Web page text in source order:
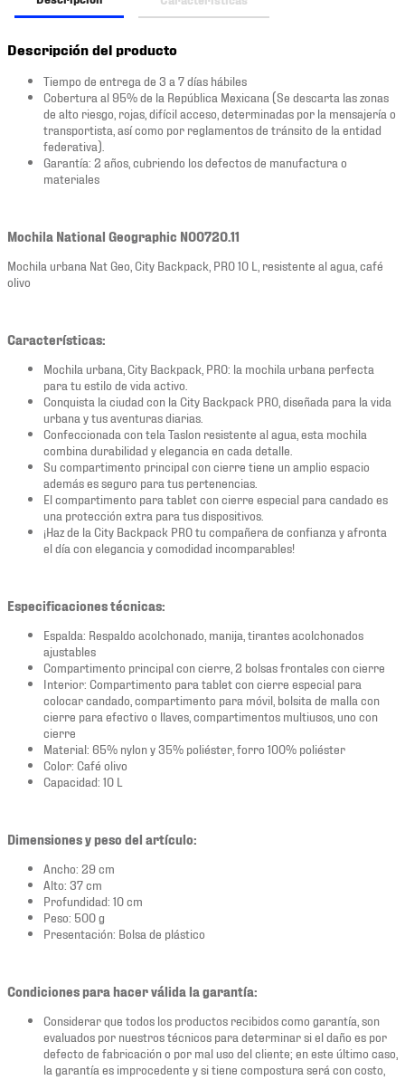
Descripción del producto
Tiempo de entrega de 3 a 7 días hábiles
Cobertura al 95% de la República Mexicana (Se descarta las zonas
de alto riesgo, rojas, difícil acceso, determinadas por la mensajería o
transportista, así como por reglamentos de tránsito de la entidad
federativa).
Garantía: 2 años, cubriendo los defectos de manufactura o
materiales
Mochila National Geographic N00720.11
Mochila urbana Nat Geo, City Backpack, PRO 10 L, resistente al agua, café
olivo
Características:
Mochila urbana, City Backpack, PRO: la mochila urbana perfecta
para tu estilo de vida activo.
Conquista la ciudad con la City Backpack PRO, diseñada para la vida
urbana y tus aventuras diarias.
Confeccionada con tela Taslon resistente al agua, esta mochila
combina durabilidad y elegancia en cada detalle.
Su compartimento principal con cierre tiene un amplio espacio
además es seguro para tus pertenencias.
El compartimento para tablet con cierre especial para candado es
una protección extra para tus dispositivos.
¡Haz de la City Backpack PRO tu compañera de confianza y afronta
el día con elegancia y comodidad incomparables!
Especificaciones técnicas:
Espalda: Respaldo acolchonado, manija, tirantes acolchonados
ajustables
Compartimento principal con cierre, 2 bolsas frontales con cierre
Interior: Compartimento para tablet con cierre especial para
colocar candado, compartimento para móvil, bolsita de malla con
cierre para efectivo o llaves, compartimentos multiusos, uno con
cierre
Material: 65% nylon y 35% poliéster, forro 100% poliéster
Color: Café olivo
Capacidad: 10 L
Dimensiones y peso del artículo:
Ancho: 29 cm
Alto: 37 cm
Profundidad: 10 cm
Peso: 500 g
Presentación: Bolsa de plástico
Condiciones para hacer válida la garantía:
Considerar que todos los productos recibidos como garantía, son
evaluados por nuestros técnicos para determinar si el daño es por
defecto de fabricación o por mal uso del cliente; en este último caso,
la garantía es improcedente y si tiene compostura será con costo,